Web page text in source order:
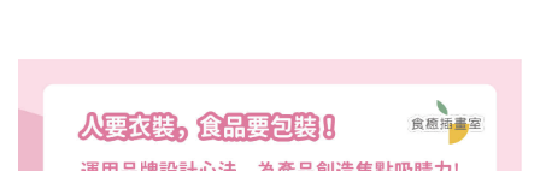
其他事忙著處理，就沒有跟朋友細問這個話題。 直到近日在網
路上看到由台北青年職涯發展中心，舉辦了一場職涯講座—「I
want sh […]